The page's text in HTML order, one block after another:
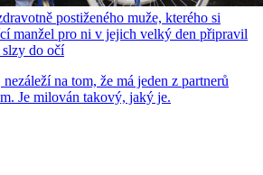
postiženého muže, kterého si
manžel pro ni v jejich velký den připravil
do očí
na tom, že má jeden z partnerů
Je milován takový, jaký je.